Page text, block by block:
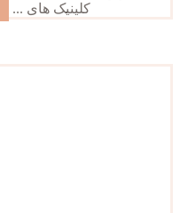
کلینیک های ...